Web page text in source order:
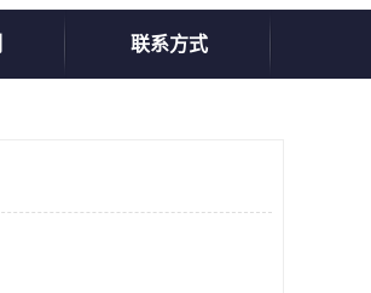
联系方式